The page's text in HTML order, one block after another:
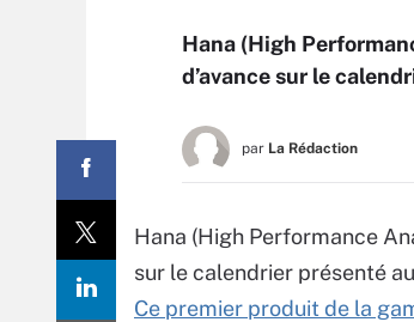
Hana (High
d’avance sur le
par La Rédaction
Hana (High Performance
sur le calendrier présenté
Ce premier produit de la